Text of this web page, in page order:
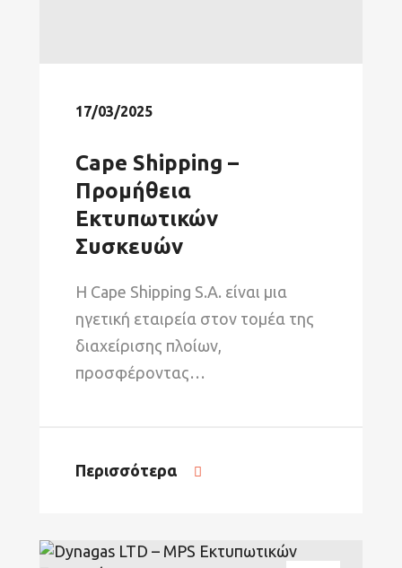
17/03/2025
Cape Shipping –
Προμήθεια
Εκτυπωτικών
Συσκευών
Η Cape Shipping S.A. είναι μια
ηγετική εταιρεία στον τομέα της
διαχείρισης πλοίων,
προσφέροντας…
Περισσότερα